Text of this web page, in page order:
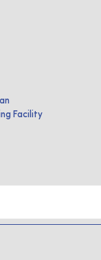
Facility